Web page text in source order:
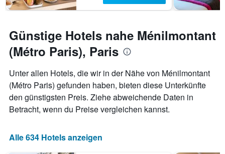
Günstige Hotels nahe Ménilmontant
(Métro Paris), Paris
Unter allen Hotels, die wir in der Nähe von Ménilmontant
(Métro Paris) gefunden haben, bieten diese Unterkünfte
den günstigsten Preis. Ziehe abweichende Daten in
Betracht, wenn du Preise vergleichen kannst.
Alle 634 Hotels anzeigen